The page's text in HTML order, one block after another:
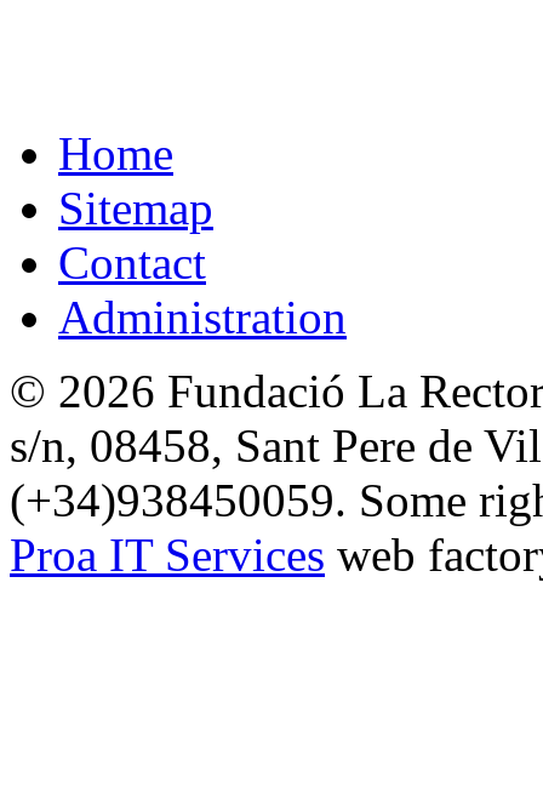
Home
Sitemap
Contact
Administration
© 2026 Fundació La
s/n, 08458, Sant Pere de
(+34)938450059. Some
Proa IT Services web